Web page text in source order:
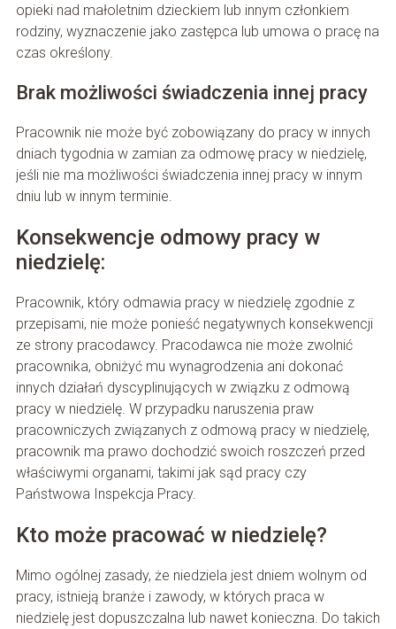
opieki nad małoletnim dzieckiem lub innym członkiem
rodziny, wyznaczenie jako zastępca lub umowa o pracę na
czas określony.
Brak możliwości świadczenia innej pracy
Pracownik nie może być zobowiązany do pracy w innych
dniach tygodnia w zamian za odmowę pracy w niedzielę,
jeśli nie ma możliwości świadczenia innej pracy w innym
dniu lub w innym terminie.
Konsekwencje odmowy pracy w
niedzielę:
Pracownik, który odmawia pracy w niedzielę zgodnie z
przepisami, nie może ponieść negatywnych konsekwencji
ze strony pracodawcy. Pracodawca nie może zwolnić
pracownika, obniżyć mu wynagrodzenia ani dokonać
innych działań dyscyplinujących w związku z odmową
pracy w niedzielę. W przypadku naruszenia praw
pracowniczych związanych z odmową pracy w niedzielę,
pracownik ma prawo dochodzić swoich roszczeń przed
właściwymi organami, takimi jak sąd pracy czy
Państwowa Inspekcja Pracy.
Kto może pracować w niedzielę?
Mimo ogólnej zasady, że niedziela jest dniem wolnym od
pracy, istnieją branże i zawody, w których praca w
niedzielę jest dopuszczalna lub nawet konieczna. Do takich